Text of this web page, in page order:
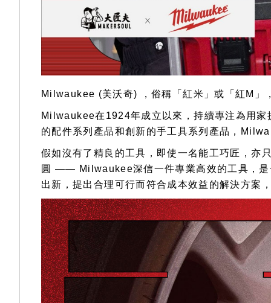
Milwaukee (美沃奇) ，俗稱「紅米」或「紅M」
Milwaukee在1924年成立以來，持續專注為用
的配件系列產品和創新的手工具系列產品，
假如沒有了精良的工具，即使一名能工巧匠，
圓 —— Milwaukee深信一件專業高效的工具，是
出新，提出合理可行而符合成本效益的解決方案